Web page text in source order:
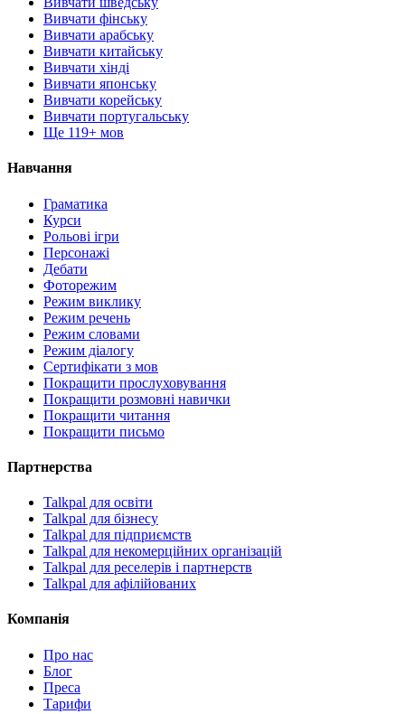
Вивчати фінську
Вивчати арабську
Вивчати китайську
Вивчати хінді
Вивчати японську
Вивчати корейську
Вивчати португальську
Ще 119+ мов
Навчання
Граматика
Курси
Рольові ігри
Персонажі
Дебати
Фоторежим
Режим виклику
Режим речень
Режим словами
Режим діалогу
Сертифікати з мов
Покращити прослуховування
Покращити розмовні навички
Покращити читання
Покращити письмо
Партнерства
Talkpal для освіти
Talkpal для бізнесу
Talkpal для підприємств
Talkpal для некомерційних організацій
Talkpal для реселерів і партнерств
Talkpal для афілійованих
Компанія
Про нас
Блог
Преса
Тарифи